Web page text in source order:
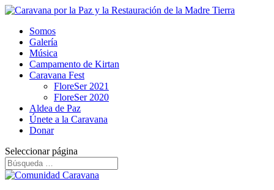
Somos
Galería
Música
Campamento de Kirtan
Caravana Fest
FloreSer 2021
FloreSer 2020
Aldea de Paz
Únete a la Caravana
Donar
Seleccionar página